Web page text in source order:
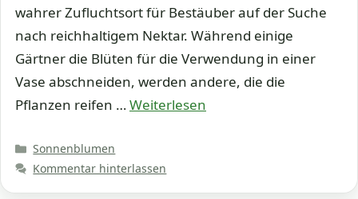
wahrer Zufluchtsort für Bestäuber auf der Suche
nach reichhaltigem Nektar. Während einige
Gärtner die Blüten für die Verwendung in einer
Vase abschneiden, werden andere, die die
Pflanzen reifen …Weiterlesen
Kategorien
Sonnenblumen
Kommentar hinterlassen